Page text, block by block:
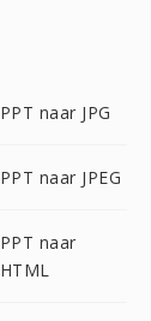
PPT naar JPG
PPT naar JPEG
PPT naar
HTML